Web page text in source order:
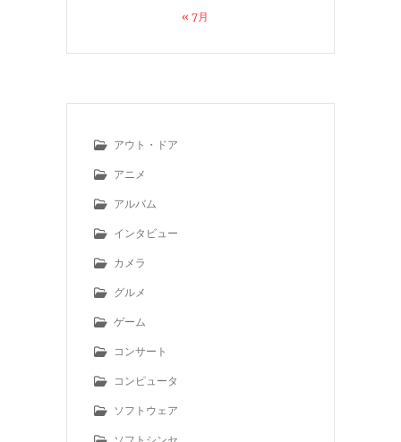
« 7月
アウト・ドア
アニメ
アルバム
インタビュー
カメラ
グルメ
ゲーム
コンサート
コンピュータ
ソフトウェア